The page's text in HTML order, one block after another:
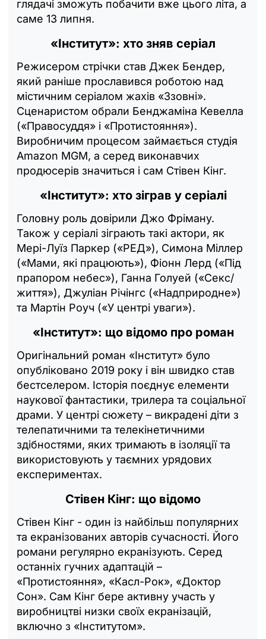
глядачі зможуть побачити вже цього літа, а
саме 13 липня.
«Інститут»: хто зняв серіал
Режисером стрічки став Джек Бендер,
який раніше прославився роботою над
містичним серіалом жахів «Ззовні».
Сценаристом обрали Бенджаміна Кевелла
(«Правосуддя» і «Протистояння»).
Виробничим процесом займається студія
Amazon MGM, а серед виконавчих
продюсерів значиться і сам Стівен Кінг.
«Інститут»: хто зіграв у серіалі
Головну роль довірили Джо Фріману.
Також у серіалі зіграють такі актори, як
Мері-Луїз Паркер («РЕД»), Симона Міллер
(«Мами, які працюють»), Фіонн Лерд («Під
прапором небес»), Ганна Голуей («Секс/
життя»), Джуліан Річінгс («Надприродне»)
та Мартін Роуч («У центрі уваги»).
«Інститут»: що відомо про роман
Оригінальний роман «Інститут» було
опубліковано 2019 року і він швидко став
бестселером. Історія поєднує елементи
наукової фантастики, трилера та соціальної
драми. У центрі сюжету – викрадені діти з
телепатичними та телекінетичними
здібностями, яких тримають в ізоляції та
використовують у таємних урядових
експериментах.
Стівен Кінг: що відомо
Стівен Кінг - один із найбільш популярних
та екранізованих авторів сучасності. Його
романи регулярно екранізують. Серед
останніх гучних адаптацій –
«Протистояння», «Касл-Рок», «Доктор
Сон». Сам Кінг бере активну участь у
виробництві низки своїх екранізацій,
включно з «Інститутом».